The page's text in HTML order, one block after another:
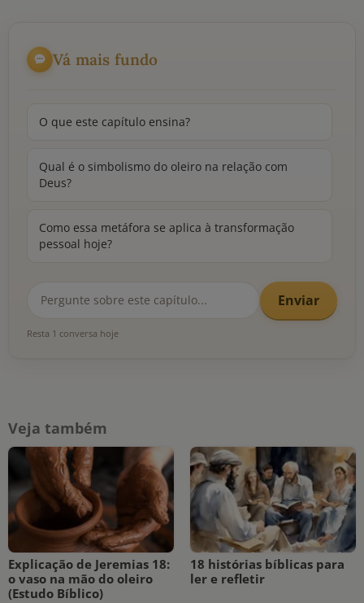
Vá mais fundo
O que este capítulo ensina?
Qual é o simbolismo do oleiro na relação com
Deus?
Como essa metáfora se aplica à transformação
pessoal hoje?
Enviar
Resta 1 conversa hoje
Veja também
Explicação de Jeremias 18:
o vaso na mão do oleiro
(Estudo Bíblico)
18 histórias bíblicas para
ler e refletir